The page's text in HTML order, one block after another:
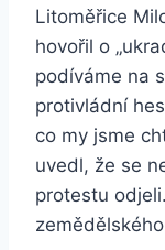
Litoměřice
hovořil o
podíváme na
protivládní
co my jsme
uvedl, že se
protestu